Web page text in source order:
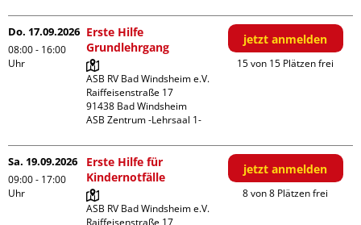
Do. 17.09.2026
08:00 - 16:00
Uhr
Erste Hilfe
Grundlehrgang
ASB RV Bad Windsheim e.V.
Raiffeisenstraße 17
91438 Bad Windsheim
ASB Zentrum -Lehrsaal 1-
jetzt anmelden
15 von 15 Plätzen frei
Sa. 19.09.2026
09:00 - 17:00
Uhr
Erste Hilfe für
Kindernotfälle
ASB RV Bad Windsheim e.V.
Raiffeisenstraße 17
jetzt anmelden
8 von 8 Plätzen frei